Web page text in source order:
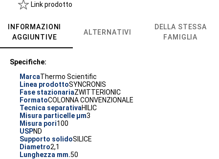
Link prodotto
INFORMAZIONI
AGGIUNTIVE
ALTERNATIVI
DELLA STESSA
FAMIGLIA
Specifiche:
MarcaThermo Scientific
Linea prodottoSYNCRONIS
Fase stazionariaZWITTERIONIC
FormatoCOLONNA CONVENZIONALE
Tecnica separativaHILIC
Misura particelle µm3
Misura pori100
USPND
Supporto solidoSILICE
Diametro2,1
Lunghezza mm.50